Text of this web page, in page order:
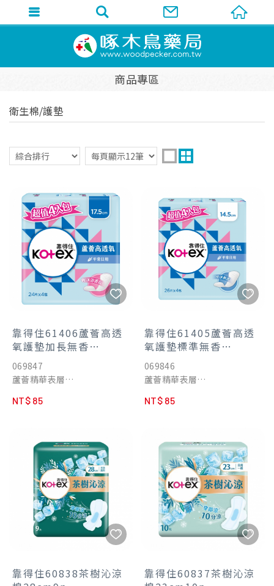
商品專區
衛生棉/護墊
靠得住61406蘆薈高透
氧護墊加長無香
17.5cm24p4包入--
-$85
069847
蘆薈精華表層
乾爽
NT$ 85
靠得住61405蘆薈高透
氧護墊標準無香
14.5cm26p4包入
069846
蘆薈精華表層
乾爽
NT$ 85
靠得住60838茶樹沁涼
靠得住60837茶樹沁涼